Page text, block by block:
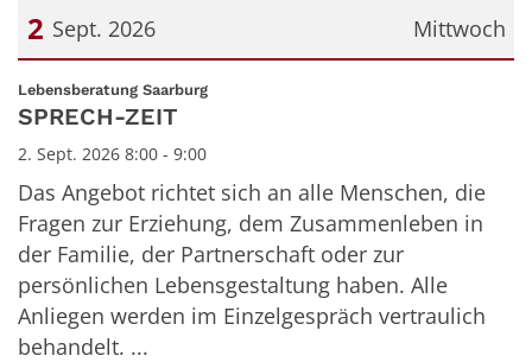
Mittwoch
2 Sept. 2026
Datum: 2. September 2026
Lebensberatung Saarburg:
SPRECH-ZEIT
2. Sept. 2026 8:00 - 9:00
Das Angebot richtet sich an alle Menschen, die
Fragen zur Erziehung, dem Zusammenleben in
der Familie, der Partnerschaft oder zur
persönlichen Lebensgestaltung haben. Alle
Anliegen werden im Einzelgespräch vertraulich
behandelt. ...